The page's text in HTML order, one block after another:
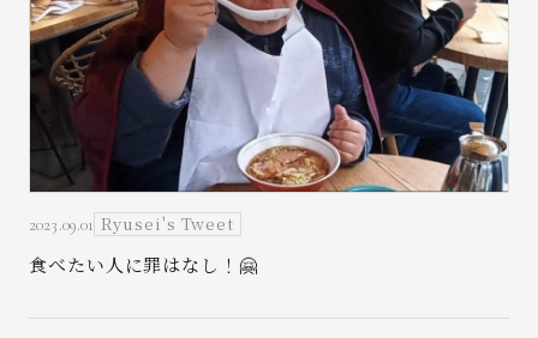
2023.09.01 Ryusei's Tweet
食べたい人に罪はなし！🤗